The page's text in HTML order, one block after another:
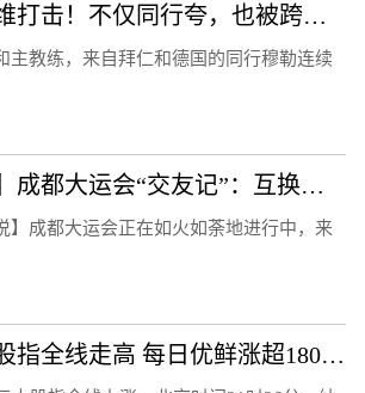
梅西在美国降维打击！不仅同行夸，也被跨界名人们歌颂！
主教练，来自拜仁和德国的同行穆勒连续
【成都大运会】成都大运会“交友记”：互换徽章成潮流
】成都大运会正在如火如荼地进行中，来
美股早盘三大股指全线走高 每日优鲜涨超180%触发熔断